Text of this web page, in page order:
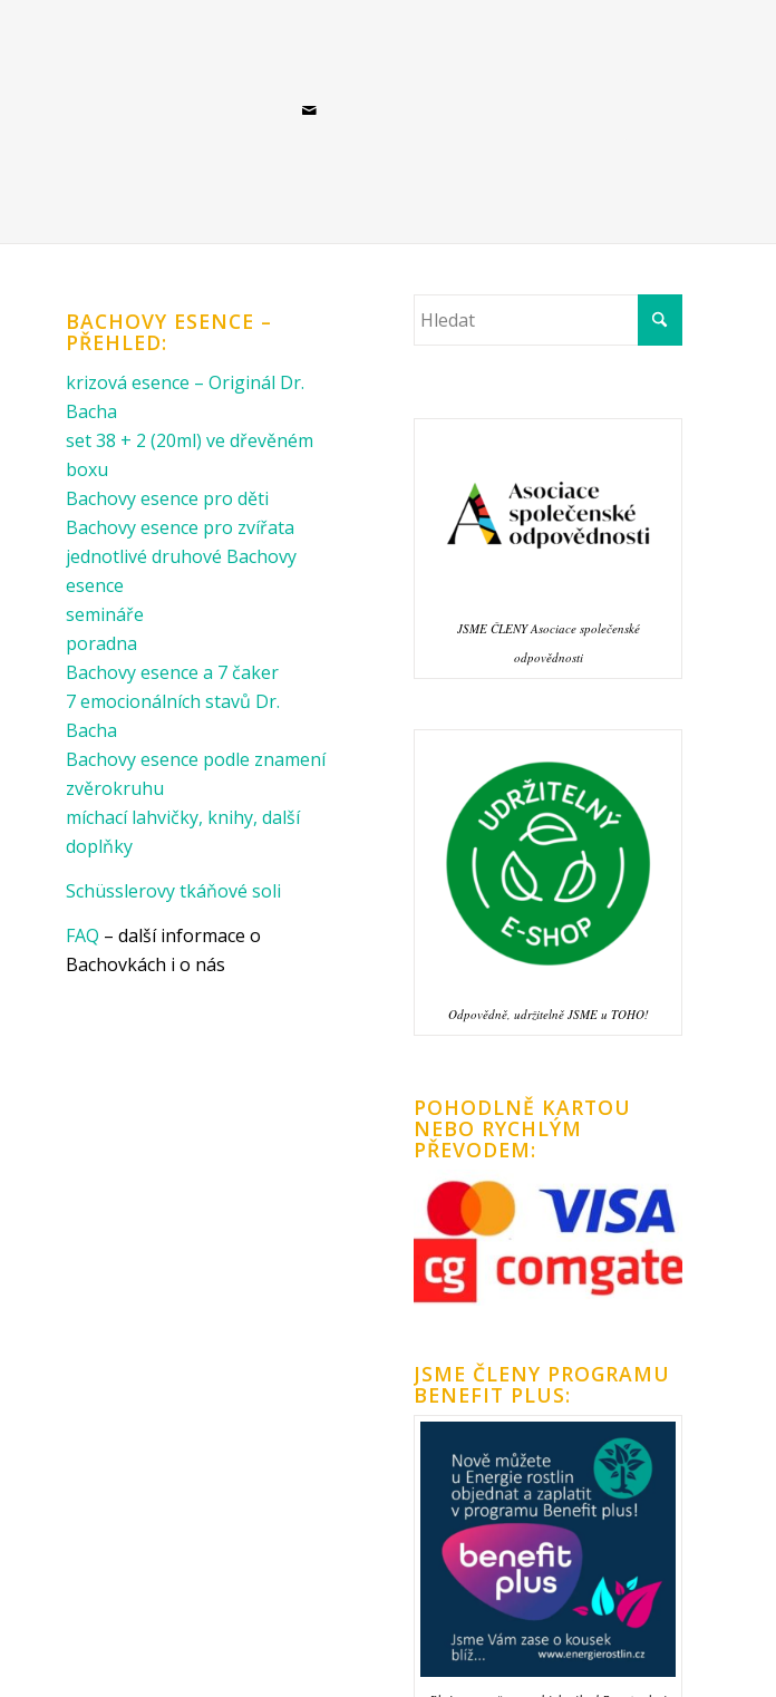
BACHOVY ESENCE –
PŘEHLED:
krizová esence – Originál Dr.
Bacha
set 38 + 2 (20ml) ve dřevěném
boxu
Bachovy esence pro děti
Bachovy esence pro zvířata
jednotlivé druhové Bachovy
esence
semináře
poradna
Bachovy esence a 7 čaker
7 emocionálních stavů Dr.
Bacha
Bachovy esence podle znamení
zvěrokruhu
míchací lahvičky, knihy, další
doplňky
Schüsslerovy tkáňové soli
FAQ – další informace o
Bachovkách i o nás
JSME ČLENY Asociace společenské
odpovědnosti
Odpovědně, udržitelně JSME u TOHO!
POHODLNĚ KARTOU
NEBO RYCHLÝM
PŘEVODEM:
JSME ČLENY PROGRAMU
BENEFIT PLUS: